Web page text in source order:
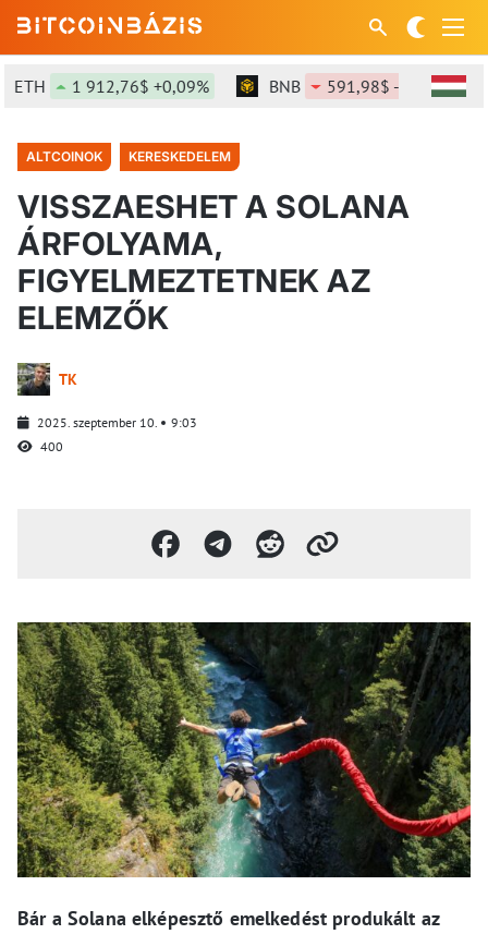
1 912,76$ +0,09% BNB 591,98$ -0,09%
ALTCOINOK KERESKEDELEM
VISSZAESHET A SOLANA
ÁRFOLYAMA,
FIGYELMEZTETNEK AZ
ELEMZŐK
TK
2025. szeptember 10.
9:03
400
Bár a Solana elképesztő emelkedést produkált az